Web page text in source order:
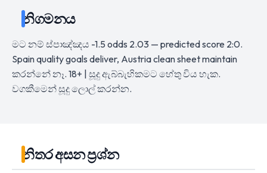
නිගමනය
මට නම් ස්පාඤ්ඤය -1.5 odds 2.03 — predicted score 2:0.
Spain quality goals deliver, Austria clean sheet maintain
කරන්නේ නෑ. 18+ | සූදු ඇබ්බැහිකමට හේතු විය හැක.
වගකීමෙන් සූදු ලොල් කරන්න.
නිතර අසන ප්‍රශ්න